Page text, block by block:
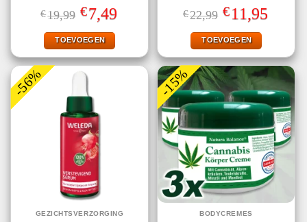
Gewaardeerd
4.80uit 5
€19,99 Oorspronkelijke
prijs
was:
€19,99.
€7,49Huidige
prijs
TOEVOEGEN
Gewaardeerd
5.00uit 5
€22,99 Oorspronkelijke
prijs
was:
€22,99.
€11,95prijs
TOEVOEGEN
-56%
GEZICHTSVERZORGING
-15%
BODYCREMES